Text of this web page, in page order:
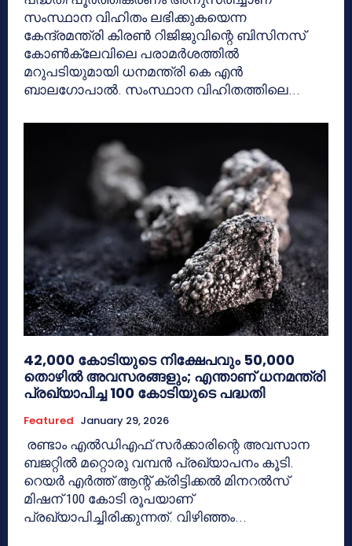
സംസ്ഥാന വിഹിതം ലഭിക്കുകയെന്ന
കേന്ദ്രമന്ത്രി കിരൺ റിജിജുവിന്റെ ബിസിനസ്
കോൺക്ലേവിലെ പരാമർശത്തിൽ
മറുപടിയുമായി ധനമന്ത്രി കെ എൻ
ബാലഗോപാൽ. സംസ്ഥാന വിഹിതത്തിലെ...
42,000 കോടിയുടെ നിക്ഷേപവും 50,000
തൊഴില്‍ അവസരങ്ങളും; എന്താണ് ധനമന്ത്രി
പ്രഖ്യാപിച്ച 100 കോടിയുടെ പദ്ധതി
Featured January 29, 2026
രണ്ടാം എല്‍ഡിഎഫ് സര്‍ക്കാരിന്റെ അവസാന
ബജറ്റില്‍ മറ്റൊരു വമ്പന്‍ പ്രഖ്യാപനം കൂടി.
റെയര്‍ എര്‍ത്ത് ആന്റ് ക്രിട്ടിക്കല്‍ മിനറല്‍സ്
മിഷന് 100 കോടി രൂപയാണ്
പ്രഖ്യാപിച്ചിരിക്കുന്നത്. വിഴിഞ്ഞം...